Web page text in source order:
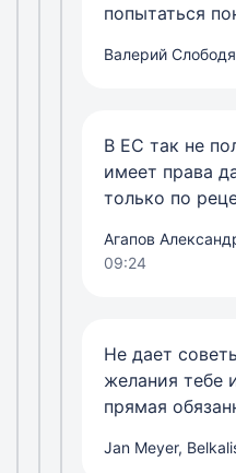
попытаться
Валерий
В ЕС так не
имеет права
только по
Агапов
09:24
Не дает
желания тебе
прямая
Jan Meyer,